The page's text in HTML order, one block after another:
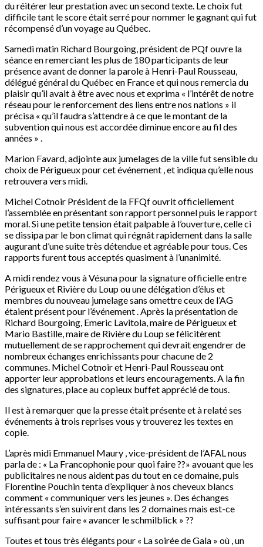
du réitérer leur prestation avec un second texte. Le choix fut
difficile tant le score était serré pour nommer le gagnant qui fut
récompensé d’un voyage au Québec.
Samedi matin Richard Bourgoing, président de PQf ouvre la
séance en remerciant les plus de 180 participants de leur
présence avant de donner la parole à Henri-Paul Rousseau,
délégué général du Québec en France et qui nous remercia du
plaisir qu’il avait à être avec nous et exprima « l’intérêt de notre
réseau pour le renforcement des liens entre nos nations » il
précisa « qu’il faudra s’attendre à ce que le montant de la
subvention qui nous est accordée diminue encore au fil des
années » .
Marion Favard, adjointe aux jumelages de la ville fut sensible du
choix de Périgueux pour cet événement , et indiqua qu’elle nous
retrouvera vers midi.
Michel Cotnoir Président de la FFQf ouvrit officiellement
l’assemblée en présentant son rapport personnel puis le rapport
moral. Si une petite tension était palpable à l’ouverture, celle ci
se dissipa par le bon climat qui régnât rapidement dans la salle
augurant d’une suite très détendue et agréable pour tous. Ces
rapports furent tous acceptés quasiment à l’unanimité.
A midi rendez vous à Vésuna pour la signature officielle entre
Périgueux et Rivière du Loup ou une délégation d’élus et
membres du nouveau jumelage sans omettre ceux de l’AG
étaient présent pour l’événement . Après la présentation de
Richard Bourgoing, Emeric Lavitola, maire de Périgueux et
Mario Bastille, maire de Rivière du Loup se félicitèrent
mutuellement de se rapprochement qui devrait engendrer de
nombreux échanges enrichissants pour chacune de 2
communes. Michel Cotnoir et Henri-Paul Rousseau ont
apporter leur approbations et leurs encouragements. A la fin
des signatures, place au copieux buffet apprécié de tous.
Il est à remarquer que la presse était présente et à relaté ses
événements à trois reprises vous y trouverez les textes en
copie.
L’après midi Emmanuel Maury , vice-président de l’AFAL nous
parla de : « La Francophonie pour quoi faire ??» avouant que les
publicitaires ne nous aident pas du tout en ce domaine, puis
Florentine Pouchin tenta d’expliquer à nos cheveux blancs
comment « communiquer vers les jeunes ». Des échanges
intéressants s’en suivirent dans les 2 domaines mais est-ce
suffisant pour faire « avancer le schmilblick » ??
Toutes et tous très élégants pour « La soirée de Gala » où , un